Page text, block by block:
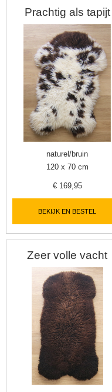
Prachtig als tapijt
naturel/bruin
120 x 70 cm
€ 169,95
BEKIJK EN BESTEL
Zeer volle vacht